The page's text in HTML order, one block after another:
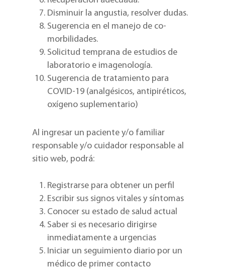
Disminuir la angustia, resolver dudas.
Sugerencia en el manejo de co-
morbilidades.
Solicitud temprana de estudios de
laboratorio e imagenología.
Sugerencia de tratamiento para
COVID-19 (analgésicos, antipiréticos,
oxígeno suplementario)
Al ingresar un paciente y/o familiar
responsable y/o cuidador responsable al
sitio web, podrá:
Registrarse para obtener un perfil
Escribir sus signos vitales y síntomas
Conocer su estado de salud actual
Saber si es necesario dirigirse
inmediatamente a urgencias
Iniciar un seguimiento diario por un
médico de primer contacto